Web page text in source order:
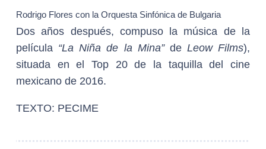
Rodrigo Flores con la Orquesta Sinfónica de Bulgaria
Dos años después, compuso la música de la
película “La Niña de la Mina”de Leow Films),
situada en el Top 20 de la taquilla del cine
mexicano de 2016.
TEXTO: PECIME